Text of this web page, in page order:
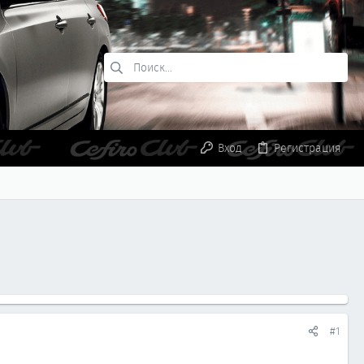
Вход Регистрация
#1